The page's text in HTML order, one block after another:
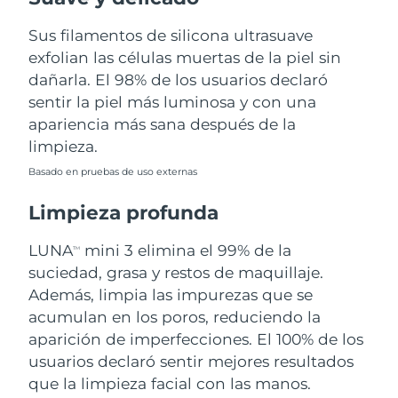
Sus filamentos de silicona ultrasuave
exfolian las células muertas de la piel sin
dañarla. El 98% de los usuarios declaró
sentir la piel más luminosa y con una
apariencia más sana después de la
limpieza.
Basado en pruebas de uso externas
Limpieza profunda
LUNATM
mini 3 elimina el 99% de la
suciedad, grasa y restos de maquillaje.
Además, limpia las impurezas que se
acumulan en los poros, reduciendo la
aparición de imperfecciones. El 100% de los
usuarios declaró sentir mejores resultados
que la limpieza facial con las manos.
Filipinas Entrega prevista
Polonia Entrega prevista8/12/26
Portugal Entrega prevista
Catar
Reunión Entrega prevista
Rumanía
Rusia
Arabia Saudí Entrega prevista8/12/26